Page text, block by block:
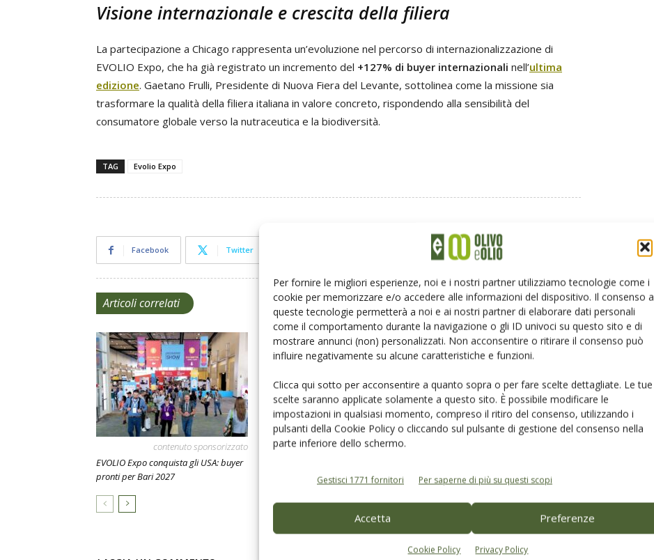
Per fornire le migliori esperienze, noi e i nostri partner utilizziamo tecnologie come i
cookie per memorizzare e/o accedere alle informazioni del dispositivo. Il consenso a
queste tecnologie permetterà a noi e ai nostri partner di elaborare dati personali
come il comportamento durante la navigazione o gli ID univoci su questo sito e di
mostrare annunci (non) personalizzati. Non acconsentire o ritirare il consenso può
influire negativamente su alcune caratteristiche e funzioni.
Clicca qui sotto per acconsentire a quanto sopra o per fare scelte dettagliate. Le tue
scelte saranno applicate solamente a questo sito. È possibile modificare le
impostazioni in qualsiasi momento, compreso il ritiro del consenso, utilizzando i
pulsanti della Cookie Policy o cliccando sul pulsante di gestione del consenso nella
parte inferiore dello schermo.
Gestisci 1771 fornitori Per saperne di più su questi scopi
Accetta Preferenze
Cookie Policy Privacy Policy
Visione internazionale e crescita della filiera
La partecipazione a Chicago rappresenta un’evoluzione nel percorso di internazionalizzazione di
EVOLIO Expo, che ha già registrato un incremento del +127% di buyer internazionali nell’ultima
edizione. Gaetano Frulli, Presidente di Nuova Fiera del Levante, sottolinea come la missione sia
trasformare la qualità della filiera italiana in valore concreto, rispondendo alla sensibilità del
consumatore globale verso la nutraceutica e la biodiversità.
TAG Evolio Expo
Facebook Twitter Email
Articoli correlati
contenuto sponsorizzato
EVOLIO Expo conquista gli USA: buyer
pronti per Bari 2027
Aifo a EVOLIO Expo 2026: il frantoio al
dall’innovazione